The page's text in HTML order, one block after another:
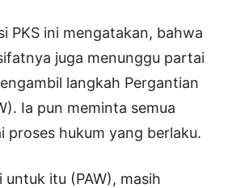
PKS ini mengatakan, bahwa
juga menunggu partai
langkah Pergantian
Ia pun meminta semua
proses hukum yang berlaku.
untuk itu (PAW), masih